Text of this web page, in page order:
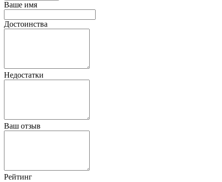
Ваше имя
Достоинства
Недостатки
Ваш отзыв
Рейтинг